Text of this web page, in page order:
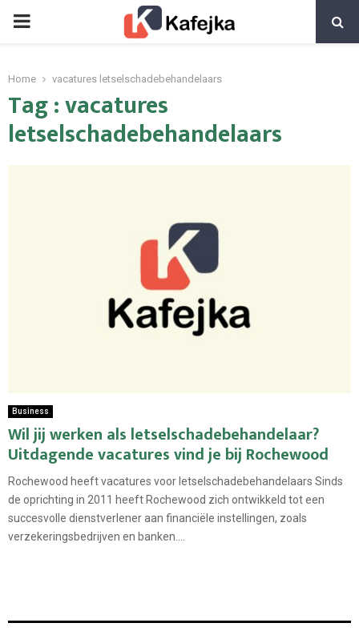
PRIMARY
Home vacatures letselschadebehandelaars
Tag : vacatures
letselschadebehandelaars
Business
Wil jij werken als letselschadebehandelaar?
Uitdagende vacatures vind je bij Rochewood
Rochewood heeft vacatures voor letselschadebehandelaars Sinds
de oprichting in 2011 heeft Rochewood zich ontwikkeld tot een
succesvolle dienstverlener aan financiële instellingen, zoals
verzekeringsbedrijven en banken....